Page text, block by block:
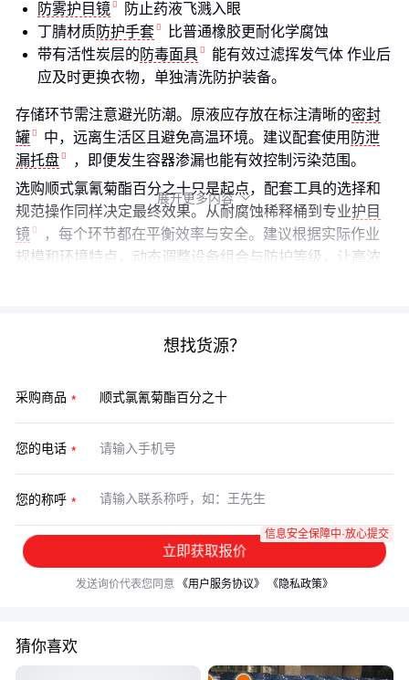
防雾护目镜
防止药液飞溅入眼
丁腈材质防护手套
比普通橡胶更耐化学腐蚀
带有活性炭层的 防毒面具
能有效过滤挥发气体 作业后
应及时更换衣物，单独清洗防护装备。
存储环节需注意避光防潮。原液应存放在标注清晰的密封
罐
中，远离生活区且避免高温环境。建议配套使用 防泄
漏托盘
，即便发生容器渗漏也能有效控制污染范围。
选购顺式氯氰菊酯百分之十只是起点，配套工具的选择和
规范操作同样决定最终效果。从耐腐蚀稀释桶到专业护目
镜
，每个环节都在平衡效率与安全。建议根据实际作业
规模和环境特点，动态调整设备组合与防护等级，让高浓
展开更多内容 
想找货源？
采购商品
您的电话
您的称呼
立即获取报价
信息安全保障中·放心提交
发送询价代表您同意 《用户服务协议》 《隐私政策》
猜你喜欢